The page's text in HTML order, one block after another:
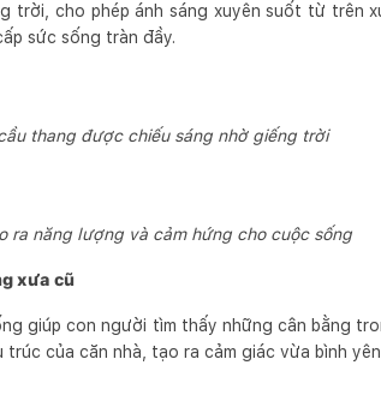
trời, cho phép ánh sáng xuyên suốt từ trên
sức sống tràn đầy.
thang được chiếu sáng nhờ giếng trời
ra năng lượng và cảm hứng cho cuộc sống
xưa cũ
giúp con người tìm thấy những cân bằng
của căn nhà, tạo ra cảm giác vừa bình